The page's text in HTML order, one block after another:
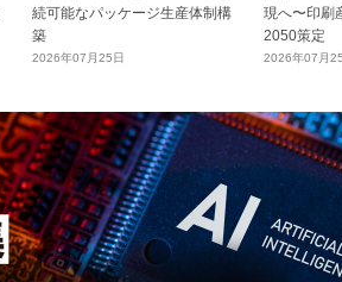
続可能なパッケージ生産体制構
築
2026年07月25日
現へ〜印刷
2050策定
2026年07月